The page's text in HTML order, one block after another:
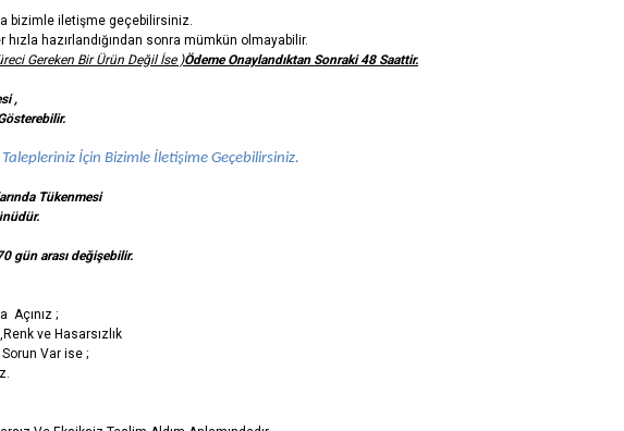
bizimle iletişme geçebilirsiniz.
hazırlandığından sonra mümkün olmayabilir.
Gereken Bir Ürün Değil İse )Ödeme Onaylandıktan Sonraki 48 Saattir.
,
İçin Bizimle İletişime Geçebilirsiniz.
Tükenmesi
gün arası değişebilir.
Açınız ;
ve Hasarsızlık
Var ise ;